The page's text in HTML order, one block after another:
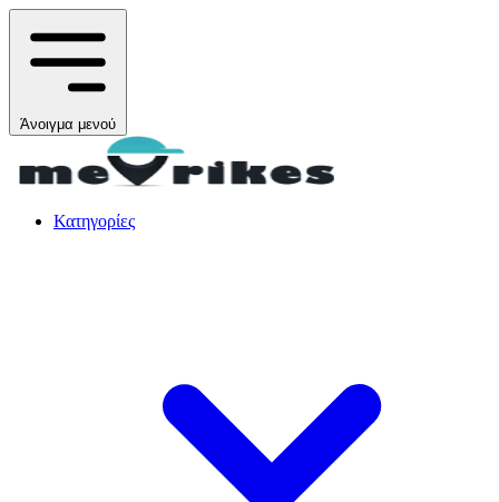
Άνοιγμα μενού
Κατηγορίες